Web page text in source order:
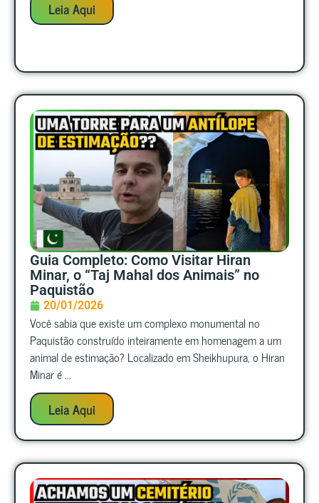
Leia Aqui
Guia Completo: Como Visitar Hiran
Minar, o “Taj Mahal dos Animais” no
Paquistão
20/01/2026
Você sabia que existe um complexo monumental no
Paquistão construído inteiramente em homenagem a um
animal de estimação? Localizado em Sheikhupura, o Hiran
Minar é ...
Leia Aqui